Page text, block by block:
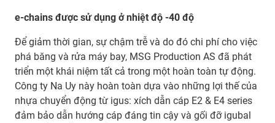
e-chains được sử dụng ở nhiệt độ -40 độ
Để giảm thời gian, sự chậm trễ và do đó chi phí cho việc
phá băng và rửa máy bay, MSG Production AS đã phát
triển một khái niệm tất cả trong một hoàn toàn tự động.
Công ty Na Uy này hoàn toàn dựa vào những lợi thế của
nhựa chuyển động từ igus: xích dẫn cáp E2 & E4 series
đảm bảo dẫn hướng cáp đáng tin cậy và gối đỡ igubal